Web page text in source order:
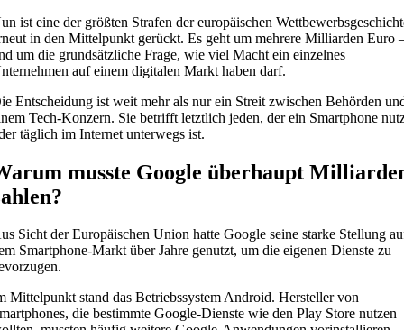
ist eine der größten Strafen der europäischen
in den Mittelpunkt gerückt. Es geht um mehrere Milliarden Euro
um die grundsätzliche Frage, wie viel Macht ein einzelnes
auf einem digitalen Markt haben darf.
Entscheidung ist weit mehr als nur ein Streit zwischen Behörden
Tech-Konzern. Sie betrifft letztlich jeden, der ein Smartphone
täglich im Internet unterwegs ist.
musste Google überhaupt
Sicht der Europäischen Union hatte Google seine starke Stellung
Smartphone-Markt über Jahre genutzt, um die eigenen Dienste zu
Mittelpunkt stand das Betriebssystem Android. Hersteller von
die bestimmte Google-Dienste wie den Play Store nutzen